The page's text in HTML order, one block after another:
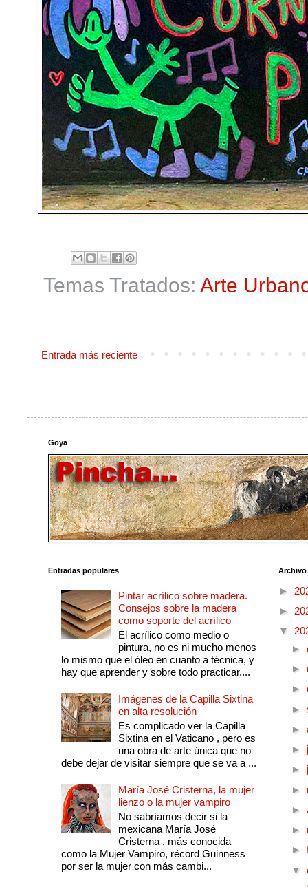
Temas Tratados: Arte
Entrada más reciente
Goya
Entradas populares
Pintar acrílico sobre madera.
Consejos sobre la madera
como soporte del acrílico
El acrílico como medio o
pintura, no es ni mucho menos
lo mismo que el óleo en cuanto a técnica, y
hay que aprender y sobre todo practicar....
Imágenes de la Capilla Sixtina
en alta resolución
Es complicado ver la Capilla
Sixtina en el Vaticano , pero es
una obra de arte única que no
debe dejar de visitar siempre que se va a ...
María José Cristerna, la mujer
lienzo o la mujer vampiro
No sabríamos decir si la
mexicana María José
Cristerna , más conocida
como la Mujer Vampiro, récord Guinness
por ser la mujer con más cambi...
►
►
▼
►
►
►
►
►
►
►
►
►
►
►
▼